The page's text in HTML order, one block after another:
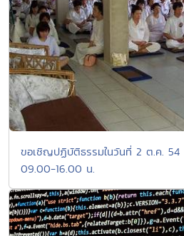
ขอเชิญปฏิบัติธรรมในวันที่ 2 ต.ค.
09.00-16.00 น.